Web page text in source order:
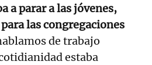
a parar a las jóvenes,
las congregaciones
de trabajo
estaba